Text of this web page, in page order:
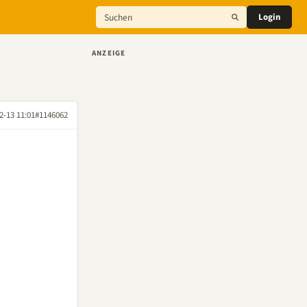
Login
13 11:01#1146062
ANZEIGE